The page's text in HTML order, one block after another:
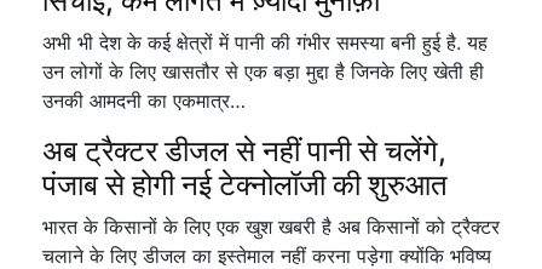
अभी भी देश के कई क्षेत्रों में पानी की गंभीर समस्या बनी हुई है. यह
उन लोगों के लिए खासतौर से एक बड़ा मुद्दा है जिनके लिए खेती ही
उनकी आमदनी का एकमात्र…
अब ट्रैक्टर डीजल से नहीं पानी से चलेंगे,
पंजाब से होगी नई टेक्नोलॉजी की शुरुआत
भारत के किसानों के लिए एक खुश खबरी है अब किसानों को ट्रैक्टर
चलाने के लिए डीजल का इस्तेमाल नहीं करना पड़ेगा क्योंकि भविष्य